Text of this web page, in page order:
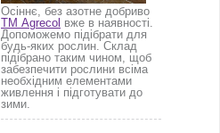
Осіннє, без азотне добриво
ТМ Agrecol вже в наявності.
Допоможемо підібрати для
будь-яких рослин. Склад
підібрано таким чином, щоб
забезпечити рослини всіма
необхідним елементами
живлення і підготувати до
зими.